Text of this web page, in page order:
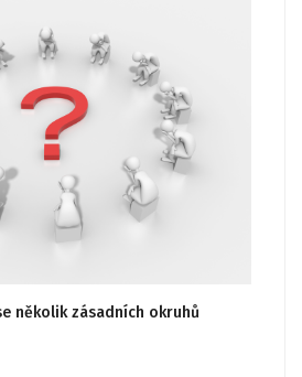
několik zásadních okruhů